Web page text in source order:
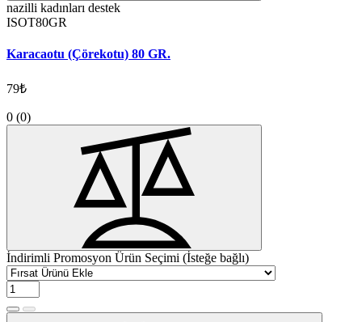
nazilli kadınları destek
ISOT80GR
Karacaotu (Çörekotu) 80 GR.
79₺
0 (0)
İndirimli Promosyon Ürün Seçimi (İsteğe bağlı)